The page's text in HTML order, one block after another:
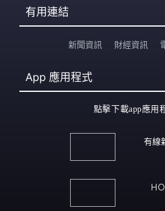
有用連結
新聞資訊 財經資訊
App 應用程式
點擊下載app應用
有線